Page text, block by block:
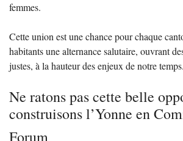
femmes.
Cette union est une chance pour chaque
habitants une alternance salutaire, ouvrant
justes, à la hauteur des enjeux de notre temps.
Ne ratons pas cette belle
construisons l’Yonne en
Forum